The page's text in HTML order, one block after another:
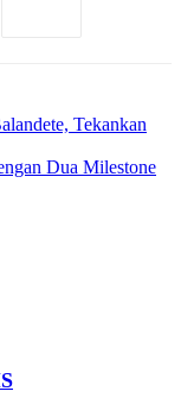
Tekankan
Dua Milestone